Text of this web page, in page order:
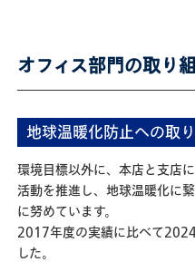
オフィス部門の取り
地球温暖化防止への取
環境目標以外に、本店と支店
活動を推進し、地球温暖化に
に努めています。
2017年度の実績に比べて
した。